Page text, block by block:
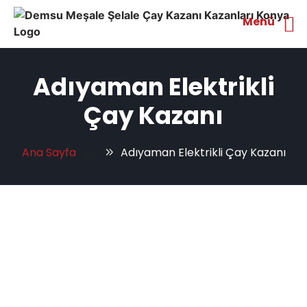
Adıyaman Elektrikli
Çay Kazanı
Ana SayfaTag: Adıyaman Elektrikli Çay Kazanı
Menü